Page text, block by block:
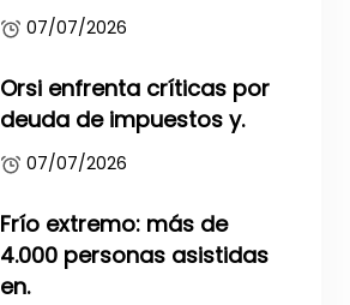
07/07/2026
Orsi enfrenta críticas por
deuda de impuestos y.
07/07/2026
Frío extremo: más de
4.000 personas asistidas
en.